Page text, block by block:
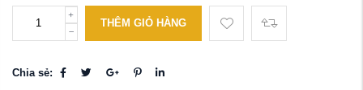
THÊM GIỎ HÀNG
Chia sẻ: